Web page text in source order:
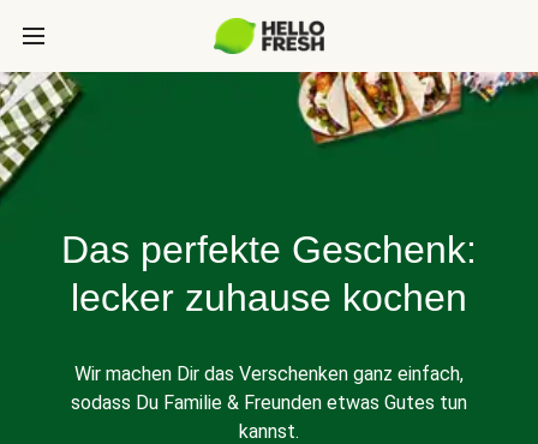
Das perfekte Geschenk:
lecker zuhause kochen
Wir machen Dir das Verschenken ganz einfach,
sodass Du Familie & Freunden etwas Gutes tun
kannst.